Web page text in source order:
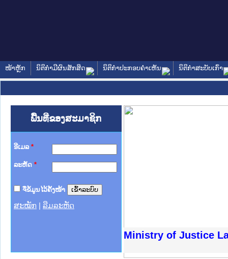
ໜ້າຫຼັກ ນິຕິກໍາມີຜົນສັກສິດ ນິຕິກໍາປະກອບຄໍາເຫັນ ນິຕິກໍາສະບັບເກົ່າ
ພື້ນທີ່ຂອງສະມາຊິກ
ອີເມລ *
ລະຫັດ *
ຈື່ຂໍ້ມູນໄວ້ຄັ້ງໜ້າ
ສະໝັກ ລືມລະຫັດ
Ministry of Justice
າຊົນ ພາກເໜືອ
ການ
ກາງ
ໃຕ້
ຕຳຫຼວດປະຊາຊົນ
ສັນຕິບານປະຊາຊົນ
ກເໜືອ
າຊົນ ພາກກາງ